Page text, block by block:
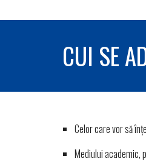
CUI SE
Celor care vor să
Mediului academic,